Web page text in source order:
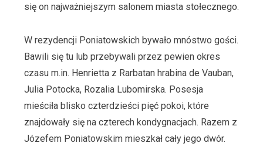
się on najważniejszym salonem miasta stołecznego.
W rezydencji Poniatowskich bywało mnóstwo gości.
Bawili się tu lub przebywali przez pewien okres
czasu m.in. Henrietta z Rarbatan hrabina de Vauban,
Julia Potocka, Rozalia Lubomirska. Posesja
mieściła blisko czterdzieści pięć pokoi, które
znajdowały się na czterech kondygnacjach. Razem z
Józefem Poniatowskim mieszkał cały jego dwór.